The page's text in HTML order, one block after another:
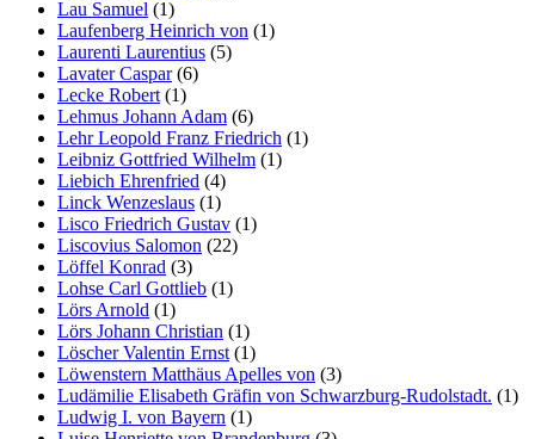
Lau Samuel (1)
Laufenberg Heinrich von (1)
Laurenti Laurentius (5)
Lavater Caspar(6)
Lecke Robert (1)
Lehmus Johann Adam (6)
Lehr Leopold Franz Friedrich (1)
Leibniz Gottfried Wilhelm (1)
Liebich Ehrenfried (4)
Linck Wenzeslaus (1)
Lisco Friedrich Gustav (1)
Liscovius Salomon (22)
Löffel Konrad (3)
Lohse Carl Gottlieb (1)
Lörs Arnold (1)
Lörs Johann Christian (1)
Löscher Valentin Ernst (1)
Löwenstern Matthäus Apelles von (3)
Ludämilie Elisabeth Gräfin von Schwarzburg-Rudolstadt. (1)
Ludwig I. von Bayern (1)